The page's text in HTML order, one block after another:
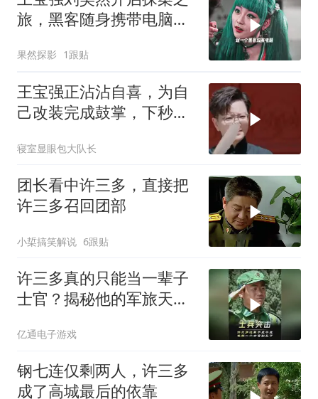
旅，黑客随身携带电脑，
果然探影 1跟贴
王宝强正沾沾自喜，为自
己改装完成鼓掌，下秒就
寝室显眼包大队长
团长看中许三多，直接把
许三多召回团部
小梊搞笑解说 6跟贴
许三多真的只能当一辈子
士官？揭秘他的军旅天花
亿通电子游戏
钢七连仅剩两人，许三多
成了高城最后的依靠